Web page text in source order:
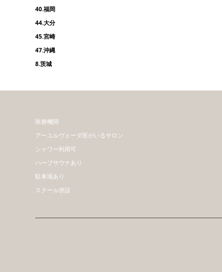
40.福岡
44.大分
45.宮崎
47.沖縄
8.茨城
医療機関
アーユルヴェーダ医がいるサロン
シャワー利用可
ハーブサウナあり
駐車場あり
スクール併設